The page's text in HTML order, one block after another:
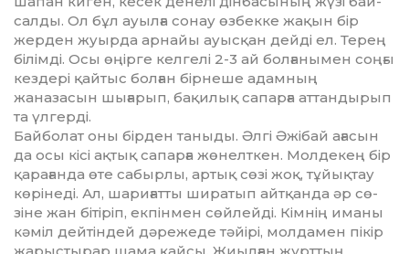
салды. Ол бұл ауылға сонау өз­бек­ке жақын бір
жерден жуырда ар­найы ауысқан дейді ел. Терең
бі­лім­ді. Осы өңірге келгелі 2-3 ай бол­ға­нымен соңғы
кездері қайтыс бол­ған бірнеше адамның
жаназасын шы­ғарып, бақилық сапарға аттан­ды­рып
та үлгерді.
Байболат оны бірден таныды. Әлгі Әжібай ағасын
да осы кісі ақ­тық сапарға жөнелткен. Молдекең бір
қарағанда өте сабырлы, артық сөзі жоқ, тұйықтау
көрінеді. Ал, шариғатты ширатып айтқанда әр сө­
зіне жан бітіріп, екпінмен сөй­лейді. Кімнің иманы
кәміл дейтіндей дәрежеде тәйірі, молдамен пікір